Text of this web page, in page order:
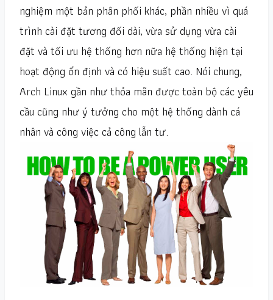
nghiệm một bản phân phối khác, phần nhiều vì quá
trình cài đặt tương đối dài, vừa sử dụng vừa cài
đặt và tối ưu hệ thống hơn nữa hệ thống hiện tại
hoạt động ổn định và có hiệu suất cao. Nói chung,
Arch Linux gần như thỏa mãn được toàn bộ các yêu
cầu cũng như ý tưởng cho một hệ thống dành cá
nhân và công việc cả công lẫn tư.